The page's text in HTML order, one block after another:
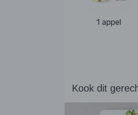
1 appel
Kook dit